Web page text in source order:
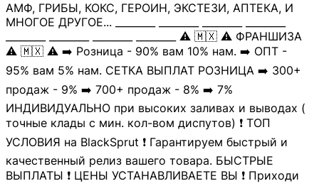
АМФ, ГРИБЫ, КОКС, ГЕРОИН, ЭКСТЕЗИ, АПТЕКА, И
МНОГОЕ ДРУГОЕ... ________ ________ ________ ________
________ ________ ________ ________ ⚠️ 🇲🇽 ⚠️ ФРАНШИЗА
⚠️ 🇲🇽 ⚠️ ➡️ Розница - 90% вам 10% нам. ➡️ ОПТ -
95% вам 5% нам. СЕТКА ВЫПЛАТ РОЗНИЦА ➡️ 300+
продаж - 9% ➡️ 700+ продаж - 8% ➡️ 7%
ИНДИВИДУАЛЬНО при высоких заливах и выводах (
точные клады с мин. кол-вом диспутов) ❗️ ТОП
УСЛОВИЯ на BlackSprut ❗️ Гарантируем быстрый и
качественный релиз вашего товара. БЫСТРЫЕ
ВЫПЛАТЫ ❗️ ЦЕНЫ УСТАНАВЛИВАЕТЕ ВЫ ❗️ Приходи